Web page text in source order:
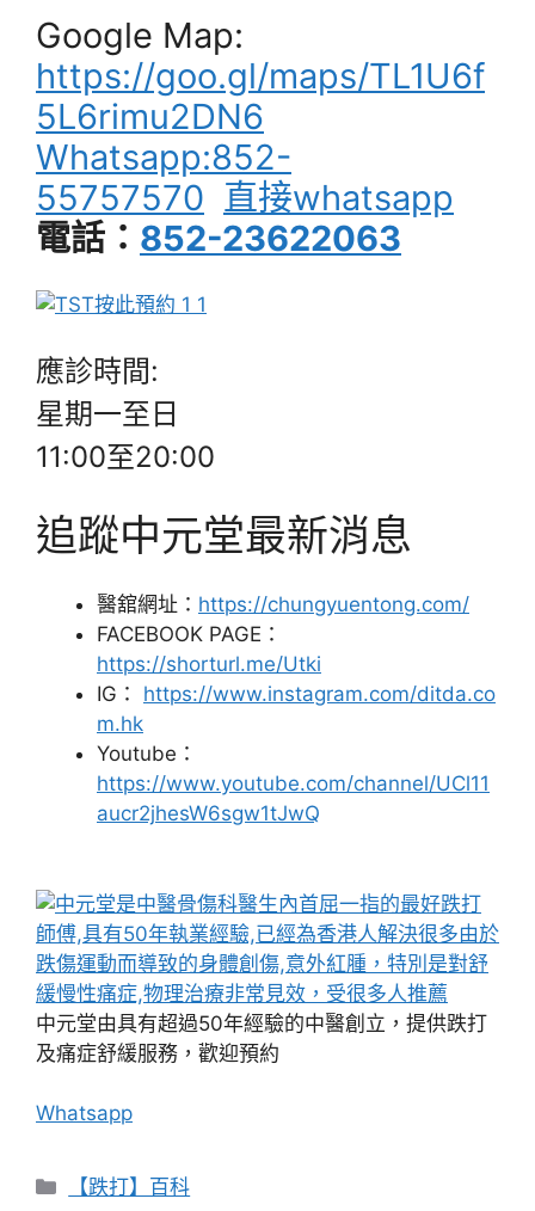
Google Map:
https://goo.gl/maps/TL1U6f
5L6rimu2DN6
Whatsapp:852-
55757570 直接whatsapp
電話： 852-23622063
應診時間:
星期一至日
11:00至20:00
追蹤中元堂最新消息
醫舘網址： https://chungyuentong.com/
FACEBOOK PAGE：
https://shorturl.me/Utki
IG： https://www.instagram.com/ditda.co
m.hk
Youtube：
https://www.youtube.com/channel/UCl11
aucr2jhesW6sgw1tJwQ
中元堂由具有超過50年經驗的中醫創立，提供跌打
及痛症舒緩服務，歡迎預約
Whatsapp
分
【跌打】百科